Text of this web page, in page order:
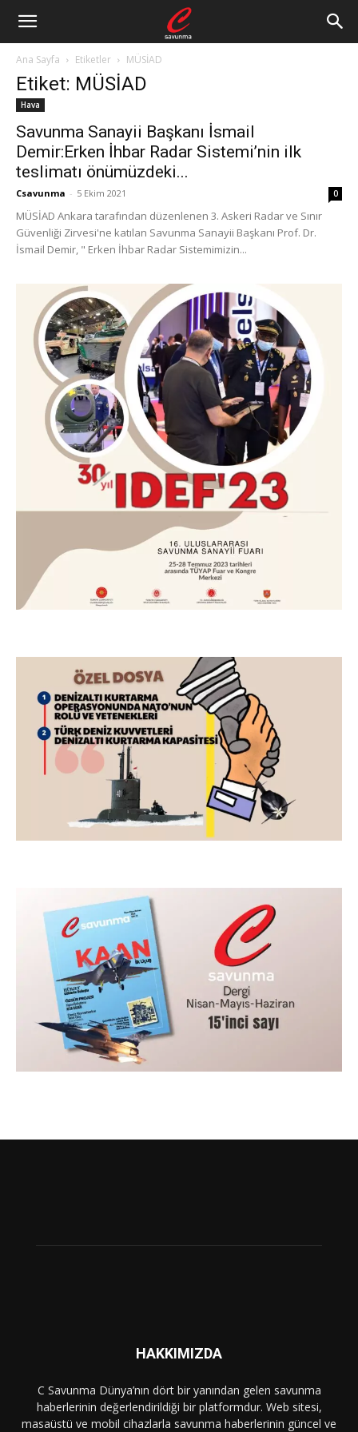
Ana Sayfa Etiketler MÜSİAD
Etiket: MÜSİAD
Hava
Savunma Sanayii Başkanı İsmail
Demir:Erken İhbar Radar Sistemi’nin ilk
teslimatı önümüzdeki...
Csavunma - 5 Ekim 2021 0
MÜSİAD Ankara tarafından düzenlenen 3. Askeri Radar ve Sınır
Güvenliği Zirvesi'ne katılan Savunma Sanayii Başkanı Prof. Dr.
İsmail Demir, " Erken İhbar Radar Sistemimizin...
HAKKIMIZDA
C Savunma Dünya’nın dört bir yanından gelen savunma
haberlerinin değerlendirildiği bir platformdur. Web sitesi,
masaüstü ve mobil cihazlarla savunma haberlerinin güncel ve